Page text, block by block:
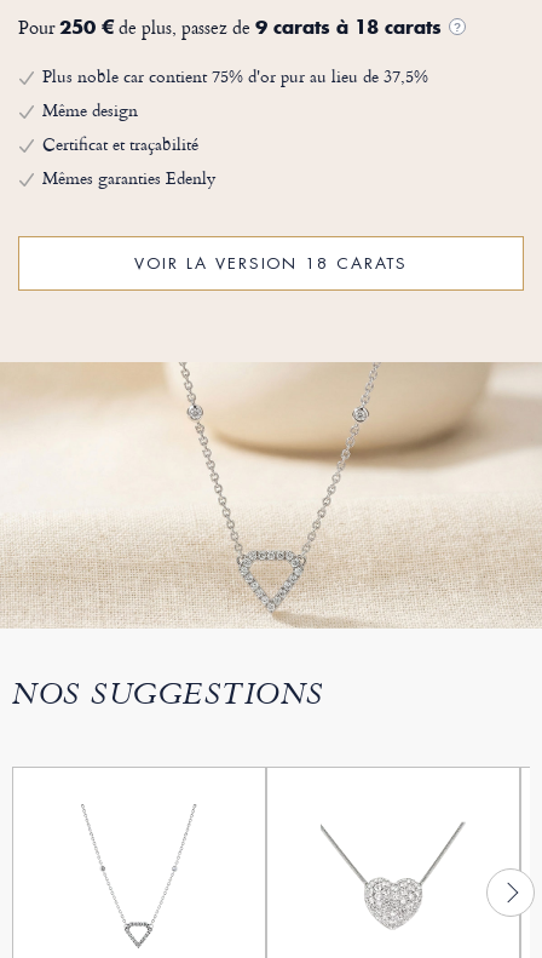
Pour250 €de plus, passez de 9 carats à 18 carats ?
Plus noble car contient 75% d'or pur au lieu de 37,5%
Même design
Certificat et traçabilité
Mêmes garanties Edenly
VOIR LA VERSION 18 CARATS
NOS SUGGESTIONS